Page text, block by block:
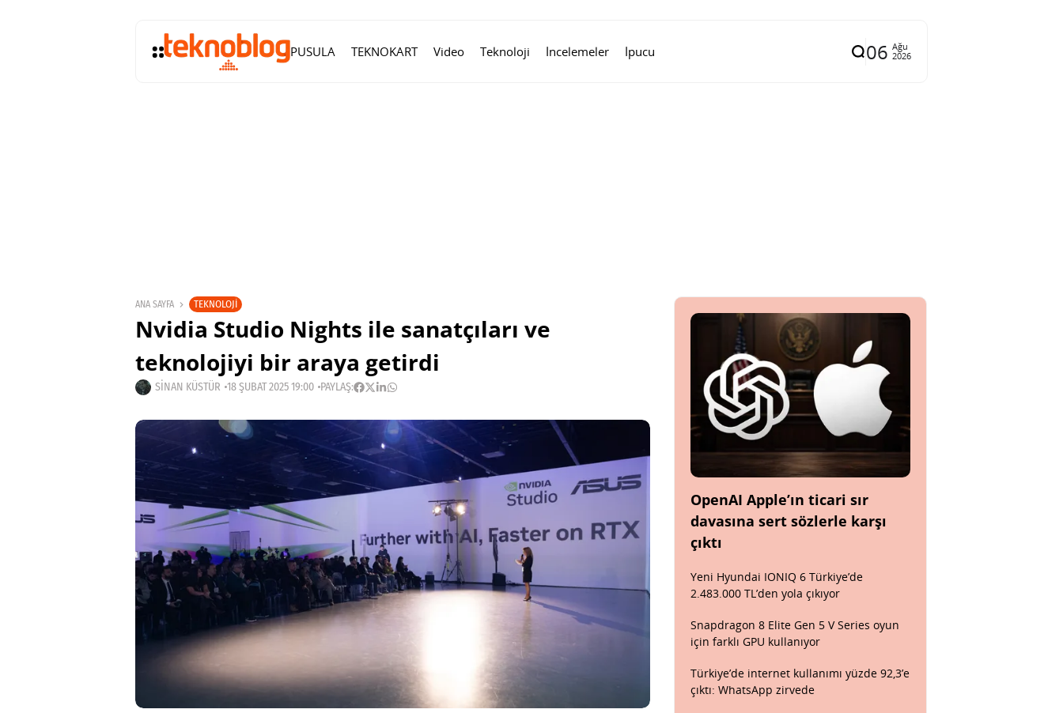
PUSULA TEKNOKART Video Teknoloji İncelemeler İpucu 06 Ağu
2026
ANA SAYFA TEKNOLOJI
Nvidia Studio Nights ile sanatçıları ve
teknolojiyi bir araya getirdi
SINAN KÜSTÜR 18 ŞUBAT 2025 19:00 PAYLAŞ:
OpenAI Apple’ın ticari sır
davasına sert sözlerle karşı
çıktı
Yeni Hyundai IONIQ 6 Türkiye’de
2.483.000 TL’den yola çıkıyor
Snapdragon 8 Elite Gen 5 V Series oyun
için farklı GPU kullanıyor
Türkiye’de internet kullanımı yüzde 92,3’e
çıktı: WhatsApp zirvede